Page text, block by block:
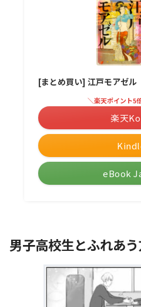
[まとめ買い] 江戸モアゼル
＼楽天ポイント5
楽天
eBook
男子高校生とふれあ